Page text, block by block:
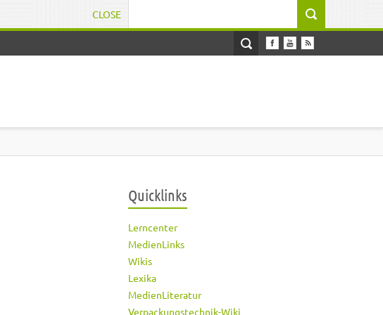
CLOSE
Quicklinks
Lerncenter
MedienLinks
Wikis
Lexika
MedienLiteratur
Verpackungstechnik-Wiki